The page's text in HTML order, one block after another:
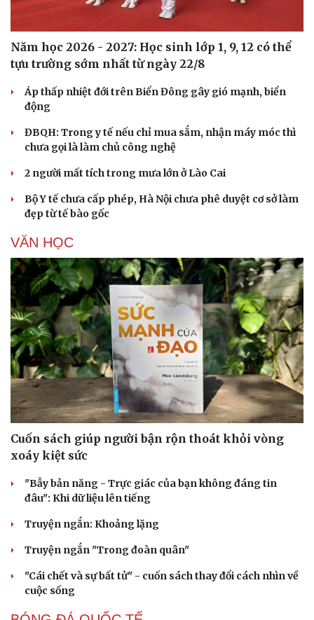
Năm học 2026 - 2027: Học sinh lớp 1, 9, 12 có thể
tựu trường sớm nhất từ ngày 22/8
Áp thấp nhiệt đới trên Biển Đông gây gió mạnh, biển
động
ĐBQH: Trong y tế nếu chỉ mua sắm, nhận máy móc thì
chưa gọi là làm chủ công nghệ
2 người mất tích trong mưa lớn ở Lào Cai
Bộ Y tế chưa cấp phép, Hà Nội chưa phê duyệt cơ sở làm
đẹp từ tế bào gốc
VĂN HỌC
Cuốn sách giúp người bận rộn thoát khỏi vòng
xoáy kiệt sức
"Bẫy bản năng - Trực giác của bạn không đáng tin
đâu": Khi dữ liệu lên tiếng
Truyện ngắn: Khoảng lặng
Truyện ngắn "Trong đoàn quân"
"Cái chết và sự bất tử" - cuốn sách thay đổi cách nhìn về
cuộc sống